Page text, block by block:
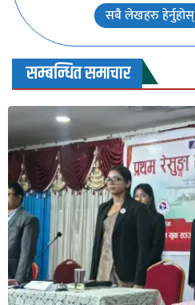
सबै लेखहरु हेर्नुहोस्
सम्बन्धित समाचार